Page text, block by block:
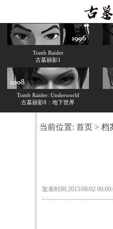
Tomb Raider
古墓丽影1
Tomb Raider: Underworld
古墓丽影8：地下世界
当前位置: 首页 > 档
发表时间:2015/08/02